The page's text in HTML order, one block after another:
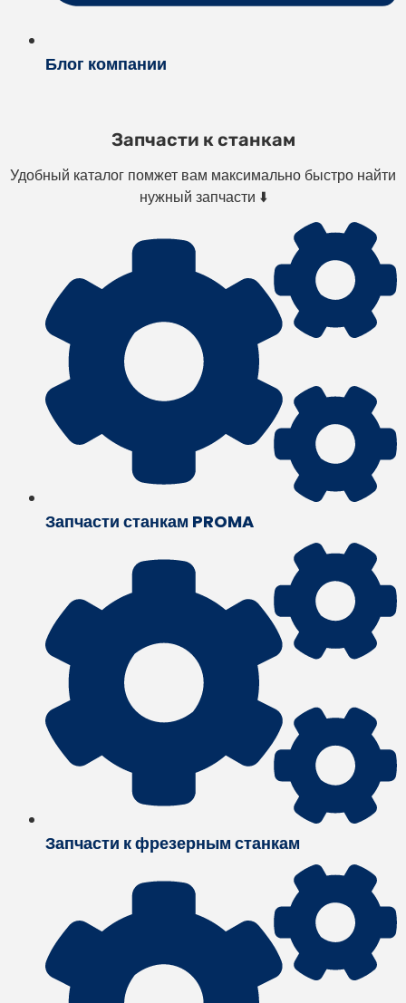
Блог компании
Запчасти к станкам
Удобный каталог помжет вам максимально быстро найти
нужный запчасти ⬇️
Запчасти станкам PROMA
Запчасти к фрезерным станкам